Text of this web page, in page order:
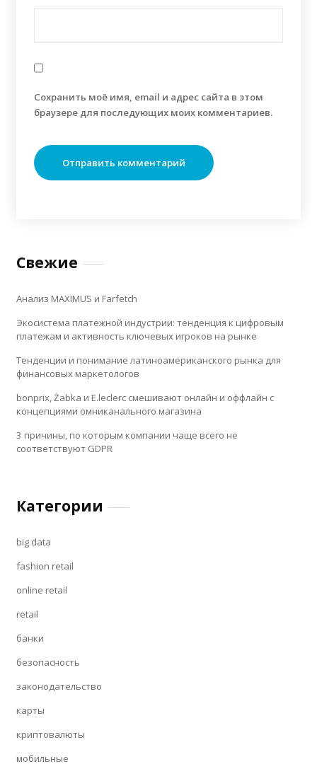
Сохранить моё имя, email и адрес сайта в этом
браузере для последующих моих комментариев.
Свежие
Анализ MAXIMUS и Farfetch
Экосистема платежной индустрии: тенденция к цифровым
платежам и активность ключевых игроков на рынке
Тенденции и понимание латиноамериканского рынка для
финансовых маркетологов
bonprix, Żabka и E.leclerc смешивают онлайн и оффлайн с
концепциями омниканального магазина
3 причины, по которым компании чаще всего не
соответствуют GDPR
Категории
big data
fashion retail
online retail
retail
банки
безопасность
законодательство
карты
криптовалюты
мобильные